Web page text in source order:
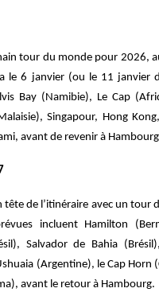
tour du monde pour 2026,
le 6 janvier (ou le 11 janvier
Bay (Namibie), Le Cap
Singapour, Hong
avant de revenir à
de l’itinéraire avec un
incluent Hamilton
Salvador de Bahia
(Argentine), le Cap Horn
avant le retour à Hambourg.